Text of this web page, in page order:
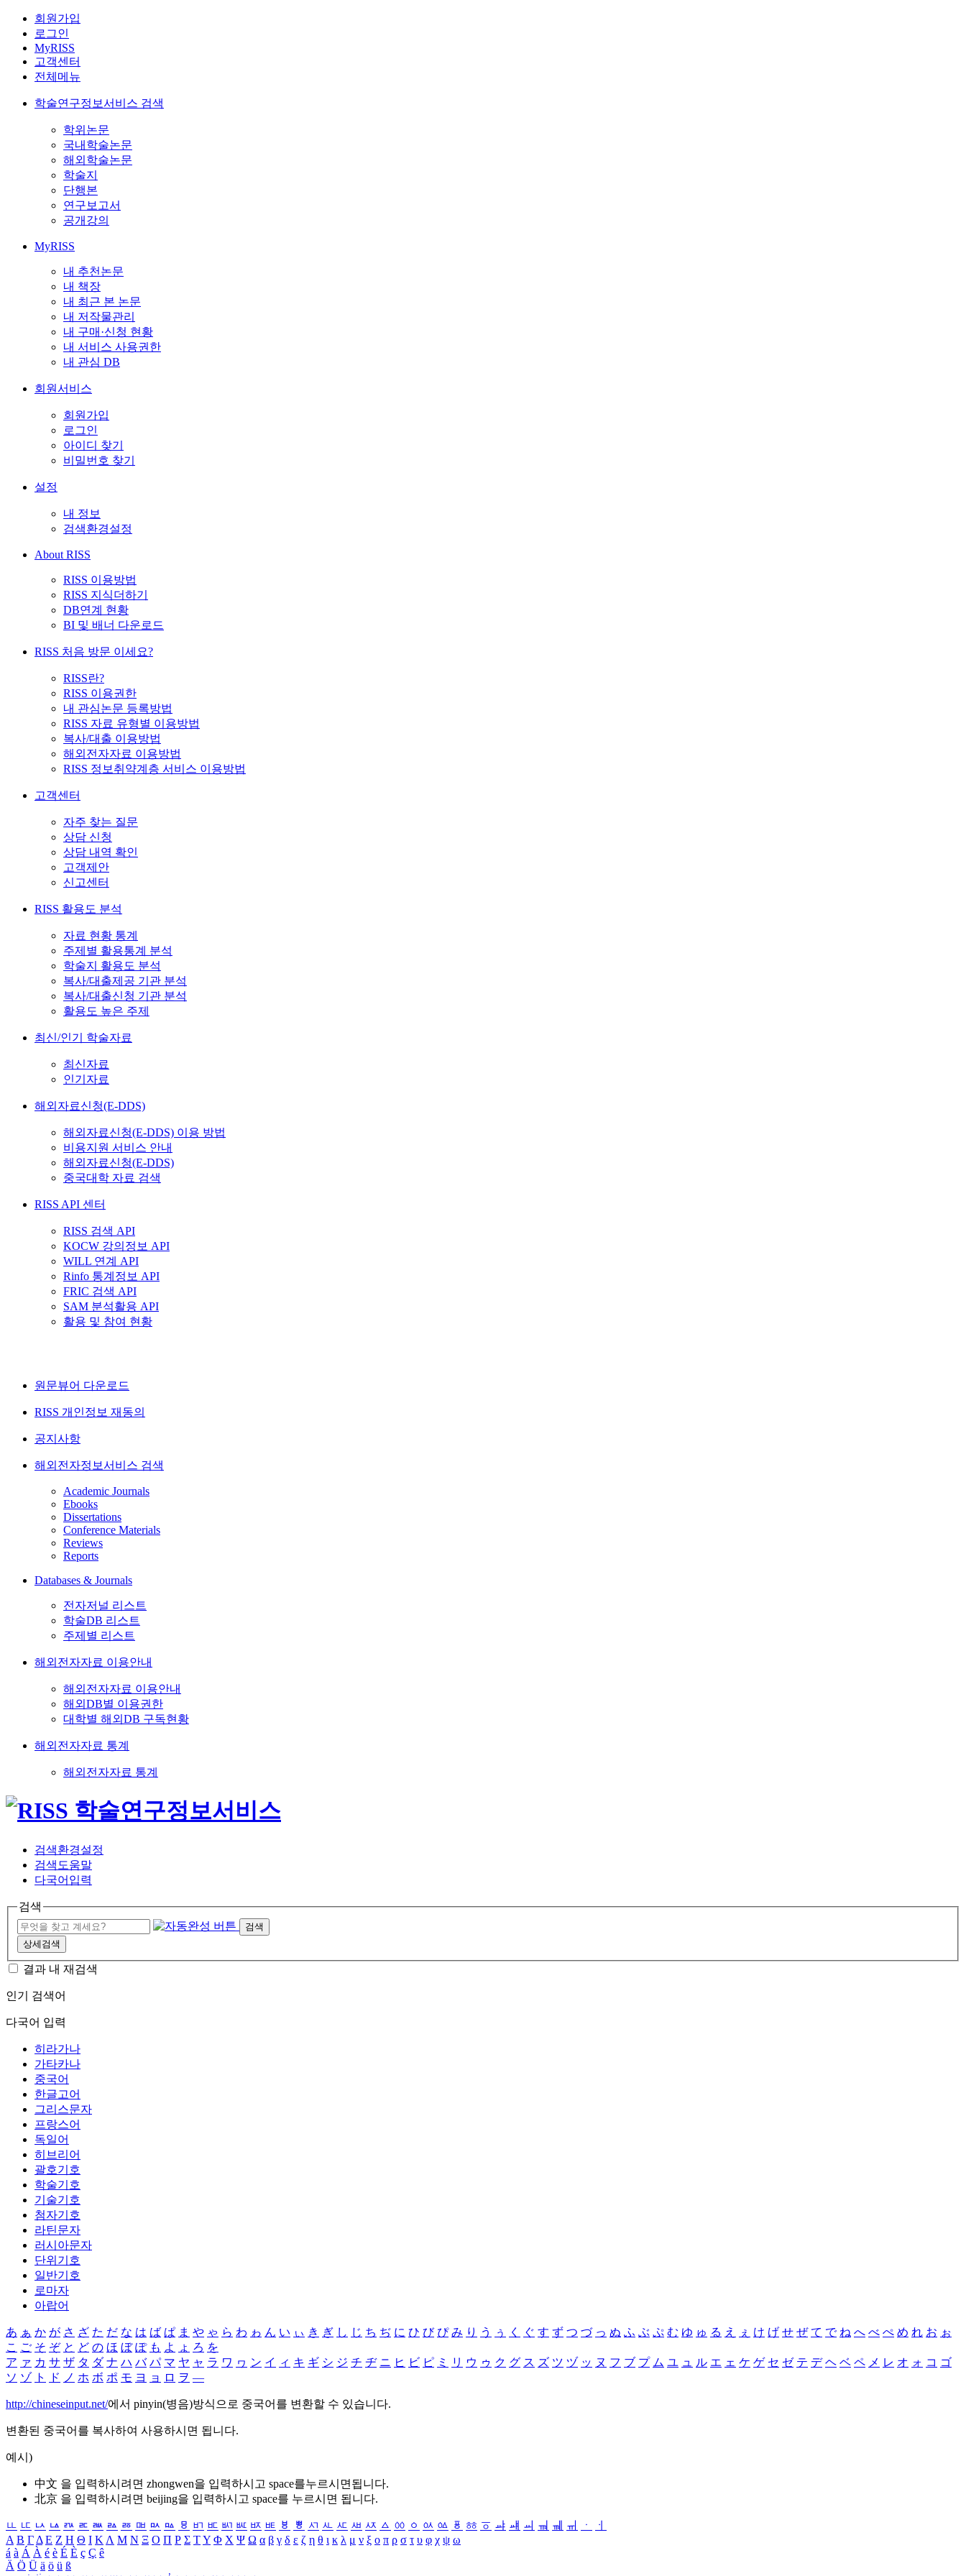
회원가입
로그인
MyRISS
고객센터
전체메뉴
학술연구정보서비스 검색
학위논문
국내학술논문
해외학술논문
학술지
단행본
연구보고서
공개강의
MyRISS
내 추천논문
내 책장
내 최근 본 논문
내 저작물관리
내 구매·신청 현황
내 서비스 사용권한
내 관심 DB
회원서비스
회원가입
로그인
아이디 찾기
비밀번호 찾기
설정
내 정보
검색환경설정
About RISS
RISS 이용방법
RISS 지식더하기
DB연계 현황
BI 및 배너 다운로드
RISS 처음 방문 이세요?
RISS란?
RISS 이용권한
내 관심논문 등록방법
RISS 자료 유형별 이용방법
복사/대출 이용방법
해외전자자료 이용방법
RISS 정보취약계층 서비스 이용방법
고객센터
자주 찾는 질문
상담 신청
상담 내역 확인
고객제안
신고센터
RISS 활용도 분석
자료 현황 통계
주제별 활용통계 분석
학술지 활용도 분석
복사/대출제공 기관 분석
복사/대출신청 기관 분석
활용도 높은 주제
최신/인기 학술자료
최신자료
인기자료
해외자료신청(E-DDS)
해외자료신청(E-DDS) 이용 방법
비용지원 서비스 안내
해외자료신청(E-DDS)
중국대학 자료 검색
RISS API 센터
RISS 검색 API
KOCW 강의정보 API
WILL 연계 API
Rinfo 통계정보 API
FRIC 검색 API
SAM 분석활용 API
활용 및 참여 현황
원문뷰어 다운로드
RISS 개인정보 재동의
공지사항
해외전자정보서비스 검색
Academic Journals
Ebooks
Dissertations
Conference Materials
Reviews
Reports
Databases & Journals
전자저널 리스트
학술DB 리스트
주제별 리스트
해외전자자료 이용안내
해외전자자료 이용안내
해외DB별 이용권한
대학별 해외DB 구독현황
해외전자자료 통계
해외전자자료 통계
검색환경설정
검색도움말
다국어입력
검색
검색
상세검색
결과 내 재검색
인기 검색어
다국어 입력
히라가나
가타카나
중국어
한글고어
그리스문자
프랑스어
독일어
히브리어
괄호기호
학술기호
기술기호
첨자기호
라틴문자
러시아문자
단위기호
일반기호
로마자
아랍어
あ ぁ か が さ ざ た だ な は ば ぱ ま や ゃ ら わ ゎ ん い ぃ き ぎ し じ ち ぢ に ひ び ぴ み り う ぅ く ぐ す ず つ づ っ ぬ ふ ぶ ぷ む ゆ ゅ る え ぇ け げ せ ぜ て で ね へ べ ぺ め れ お ぉ
こ ご そ ぞ と ど の ほ ぼ ぽ も よ ょ ろ を
ア ァ カ サ ザ タ ダ ナ ハ バ パ マ ヤ ャ ラ ワ ヮ ン イ ィ キ ギ シ ジ チ ヂ ニ ヒ ビ ピ ミ リ ウ ゥ ク グ ス ズ ツ ヅ ッ ヌ フ ブ プ ム ユ ュ ル エ ェ ケ ゲ セ ゼ テ デ ヘ ベ ペ メ レ オ ォ コ ゴ
ソ ゾ ト ド ノ ホ ボ ポ モ ヨ ョ ロ ヲ ―
http://chineseinput.net/에서 pinyin(병음)방식으로 중국어를 변환할 수 있습니다.
변환된 중국어를 복사하여 사용하시면 됩니다.
예시)
中文 을 입력하시려면 zhongwen을 입력하시고 space를누르시면됩니다.
北京 을 입력하시려면 beijing을 입력하시고 space를 누르시면 됩니다.
ㅥ ㅦ ㅧ ㅨ ㅩ ㅪ ㅫ ㅬ ㅭ ㅮ ㅯ ㅰ ㅱ ㅲ ㅳ ㅴ ㅵ ㅶ ㅷ ㅸ ㅹ ㅺ ㅻ ㅼ ㅽ ㅾ ㅿ ㆀ ㆁ ㆂ ㆃ ㆄ ㆅ ㆆ ㆇ ㆈ ㆉ ㆊ ㆋ ㆌ ㆍ
ㆎ
Α Β ΓΔ Ε Ζ Η Θ Ι ΚΛ Μ Ν Ξ Ο Π Ρ Σ ΤΥ Φ Χ Ψ Ω α β γ δ ε ζ η θ ι κ λ μ ν ξ ο π ρ σ τ υ φ χ ψ ω
á à Á À é è É È ç Ç ê
Ä Ö Ü ä ö ü ß